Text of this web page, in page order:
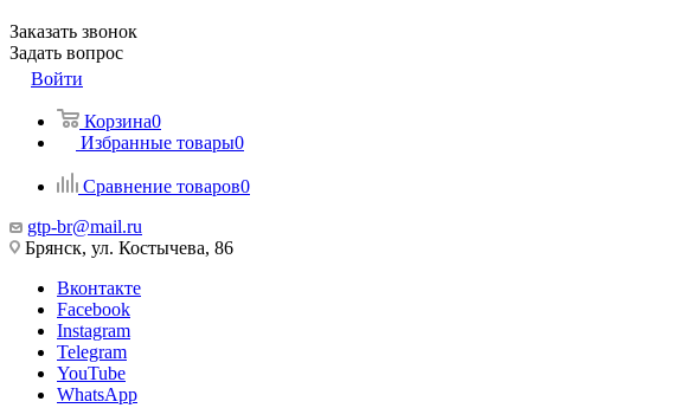
Заказать звонок
Задать вопрос
Войти
Корзина0
Избранные товары0
Сравнение товаров0
gtp-br@mail.ru
Брянск, ул. Костычева, 86
Вконтакте
Facebook
Instagram
Telegram
YouTube
WhatsApp